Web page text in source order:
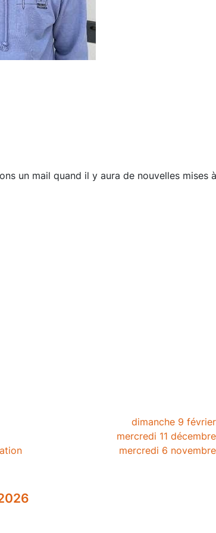
un mail quand il y aura de nouvelles mises
dimanche 9
mercredi 11
mercredi 6